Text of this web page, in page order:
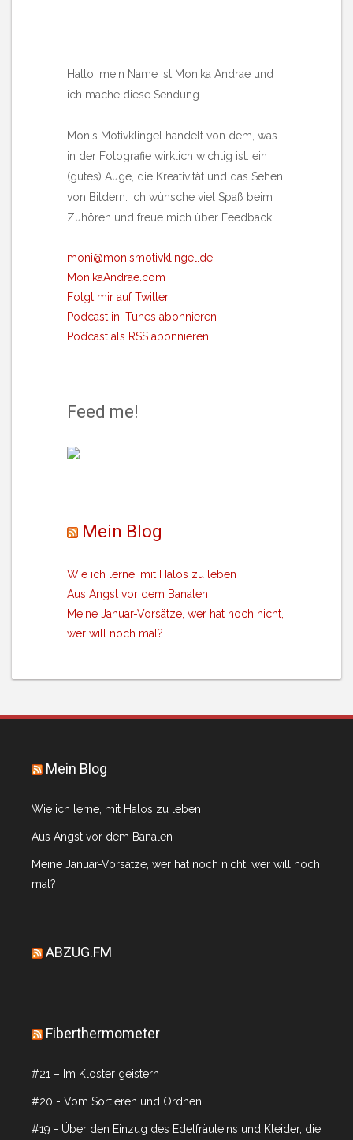
Hallo, mein Name ist Monika Andrae und
ich mache diese Sendung.
Monis Motivklingel handelt von dem, was
in der Fotografie wirklich wichtig ist: ein
(gutes) Auge, die Kreativität und das Sehen
von Bildern. Ich wünsche viel Spaß beim
Zuhören und freue mich über Feedback.
moni@monismotivklingel.de
MonikaAndrae.com
Folgt mir auf Twitter
Podcast in iTunes abonnieren
Podcast als RSS abonnieren
Feed me!
Mein Blog
Wie ich lerne, mit Halos zu leben
Aus Angst vor dem Banalen
Meine Januar-Vorsätze, wer hat noch nicht,
wer will noch mal?
Mein Blog
Wie ich lerne, mit Halos zu leben
Aus Angst vor dem Banalen
Meine Januar-Vorsätze, wer hat noch nicht, wer will noch
mal?
ABZUG.FM
Fiberthermometer
#21 – Im Kloster geistern
#20 - Vom Sortieren und Ordnen
#19 - Über den Einzug des Edelfräuleins und Kleider, die